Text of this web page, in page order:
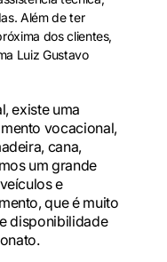
Além de ter
dos clientes,
Luiz Gustavo
existe uma
vocacional,
cana,
um grande
e
que é muito
disponibilidade